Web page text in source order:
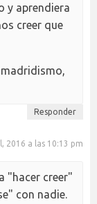
y aprendiera
creer que
Responder
2016 a las 10:13 pm
"hacer creer"
con nadie.